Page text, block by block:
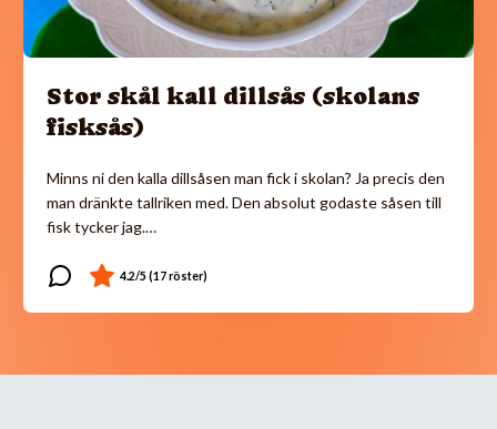
Stor skål kall dillsås (skolans
fisksås)
Minns ni den kalla dillsåsen man fick i skolan? Ja precis den
man dränkte tallriken med. Den absolut godaste såsen till
fisk tycker jag.…